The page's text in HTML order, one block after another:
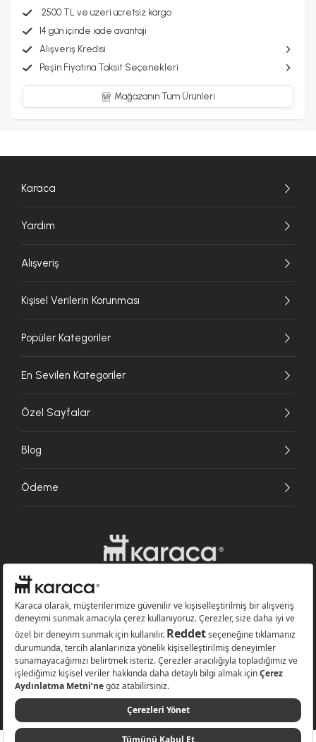
2500 TL ve üzeri ücretsiz kargo
14 gün içinde iade avantajı
Alışveriş Kredisi
Peşin Fiyatına Taksit Seçenekleri
Mağazanın Tüm Ürünleri
Karaca
Yardım
Alışveriş
Kişisel Verilerin Korunması
Popüler Kategoriler
En Sevilen Kategoriler
Özel Sayfalar
Blog
Ödeme
Websitesinde kullanılan bazı görseller yapay zekâ (AI) ile üretilmiştir.
Karaca.com © 2026 - Karaca Züccaciye A.Ş. Tüm hakları saklıdır.